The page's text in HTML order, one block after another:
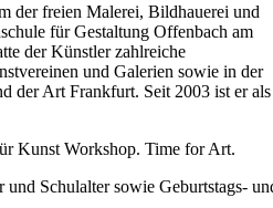
der freien Malerei, Bildhauerei und
für Gestaltung Offenbach am
der Künstler zahlreiche
und Galerien sowie in der
der Art Frankfurt. Seit 2003 ist er als
Kunst Workshop. Time for Art.
Schulalter sowie Geburtstags-